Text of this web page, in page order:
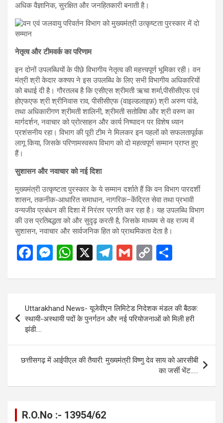
अधिक वैज्ञानिक, सुरक्षित और जनहितकारी बनाती है।
नेतृत्व और टीमवर्क का परिणाम
इन दोनों उपलब्धियों के पीछे विभागीय नेतृत्व की महत्त्वपूर्ण भूमिका रही। वन
मंत्री श्री केदार कश्यप ने इस उपलब्धि के लिए सभी विभागीय अधिकारियों
को बधाई दी है। गौरतलब है कि एसीएस श्रीमती ऋचा शर्मा,पीसीसीएफ एवं
होएफएफ श्री श्रीनिवास राव, पीसीसीएफ (वाइल्डलाइफ़) श्री अरुण पांडे,
तथा अधिकारीगण श्रीमती शालिनी, श्रीमती सतोविषा और श्री वरुण का
मार्गदर्शन, नवाचार को प्रोत्साहन और कार्य निष्पादन पर विशेष ध्यान
प्रशंसनीय रहा। विभाग की पूरी टीम ने मिलकर इन पहलों को सफलतापूर्वक
लागू किया, जिसके परिणामस्वरूप विभाग को दो महत्वपूर्ण सम्मान प्राप्त हुए
हैं।
सुशासन और नवाचार को नई दिशा
मुख्यमंत्री उत्कृष्टता पुरस्कार के ये सम्मान दर्शाते हैं कि वन विभाग पारदर्शी
शासन, तकनीक-आधारित समाधान, नागरिक–केंद्रित सेवा तथा प्रभावी
वन्यजीव प्रबंधन की दिशा में निरंतर प्रगति कर रहा है। यह उपलब्धि विभाग
की उस प्रतिबद्धता को और सुदृढ़ करती है, जिसके माध्यम से वह राज्य में
सुशासन, नवाचार और सार्वजनिक हित को प्राथमिकता देता है।
F
ce
o
o
k
M
se
g
W
at
A
p
X
T
e
gr
a
G
ail
C
py
Li
n
ar
e
navigation
Uttarakhand News- यूजेवीएन लिमिटेड निदेशक मंडल की बैठक:
स्थायी-अस्थायी पदों के पुनर्गठन और नई परियोजनाओं को मिली हरी
झंडी….
छत्तीसगढ़ में आईपीएल की तैयारी: मुख्यमंत्री विष्णु देव साय को आरसीबी
का जर्सी भेंट…..
R.O.No :- 13954/62